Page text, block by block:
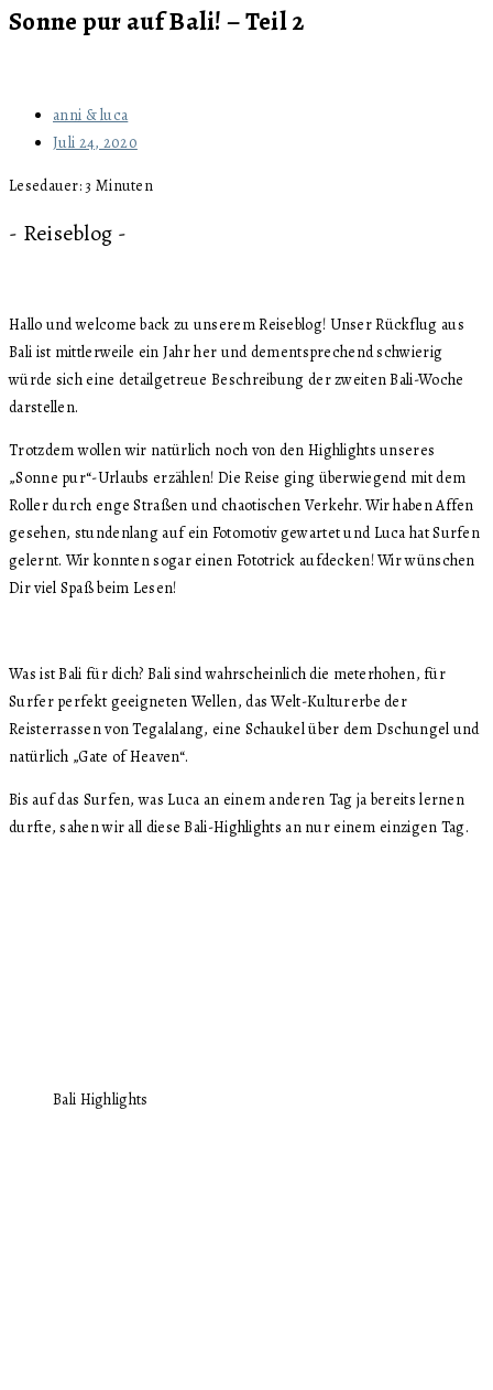
Sonne pur auf Bali! – Teil 2
anni & luca
Juli 24, 2020
Lesedauer: 3 Minuten
- Reiseblog -
Hallo und welcome back zu unserem Reiseblog! Unser Rückflug aus
Bali ist mittlerweile ein Jahr her und dementsprechend schwierig
würde sich eine detailgetreue Beschreibung der zweiten Bali-Woche
darstellen.
Trotzdem wollen wir natürlich noch von den Highlights unseres
„Sonne pur“-Urlaubs erzählen! Die Reise ging überwiegend mit dem
Roller durch enge Straßen und chaotischen Verkehr. Wir haben Affen
gesehen, stundenlang auf ein Fotomotiv gewartet und Luca hat Surfen
gelernt. Wir konnten sogar einen Fototrick aufdecken! Wir wünschen
Dir viel Spaß beim Lesen!
Was ist Bali für dich? Bali sind wahrscheinlich die meterhohen, für
Surfer perfekt geeigneten Wellen, das Welt-Kulturerbe der
Reisterrassen von Tegalalang, eine Schaukel über dem Dschungel und
natürlich „Gate of Heaven“.
Bis auf das Surfen, was Luca an einem anderen Tag ja bereits lernen
durfte, sahen wir all diese Bali-Highlights an nur einem einzigen Tag.
Bali Highlights